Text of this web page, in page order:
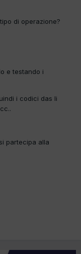
di operazione?
e testando i
i codici das li
partecipa alla